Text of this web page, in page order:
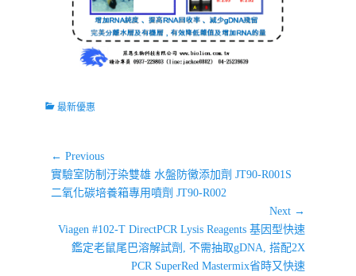
Categories
最新優惠
文
章
導
← Previous
Previous
post:
實驗室防制汙染雙雄 水盤防黴添加劑 JT90-R001S
二氧化碳培養箱專用噴劑 JT90-R002
Next →
Next
Viagen #102-T DirectPCR Lysis Reagents 基因型快速
鑑定老鼠尾巴溶解試劑, 不需抽取gDNA, 搭配2X
PCR SuperRed Mastermix省時又快速